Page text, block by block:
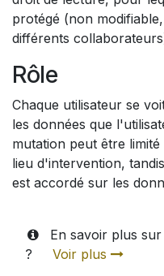
protégé (non
différents
Rôle
Chaque utilisateur se
les données que
mutation peut être
lieu d'intervention,
est accordé sur les
En savoir plus
? Voir plus